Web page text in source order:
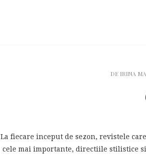
DE IRINA
La fiecare inceput de sezon, revistele
cele mai importante, directiile stilistice